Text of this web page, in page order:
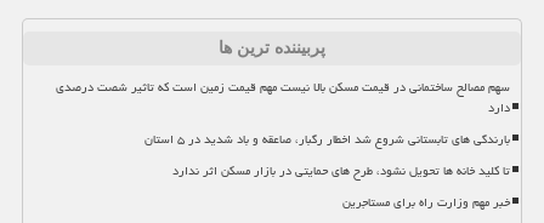
پربیننده ترین ها
سهم مصالح ساختمانی در قیمت مسکن بالا نیست مهم قیمت زمین است که تاثیر شصت درصدی
دارد
بارندگی های تابستانی شروع شد اخطار رگبار، صاعقه و باد شدید در ۵ استان
تا کلید خانه ها تحویل نشود، طرح های حمایتی در بازار مسکن اثر ندارد
خبر مهم وزارت راه برای مستاجرین